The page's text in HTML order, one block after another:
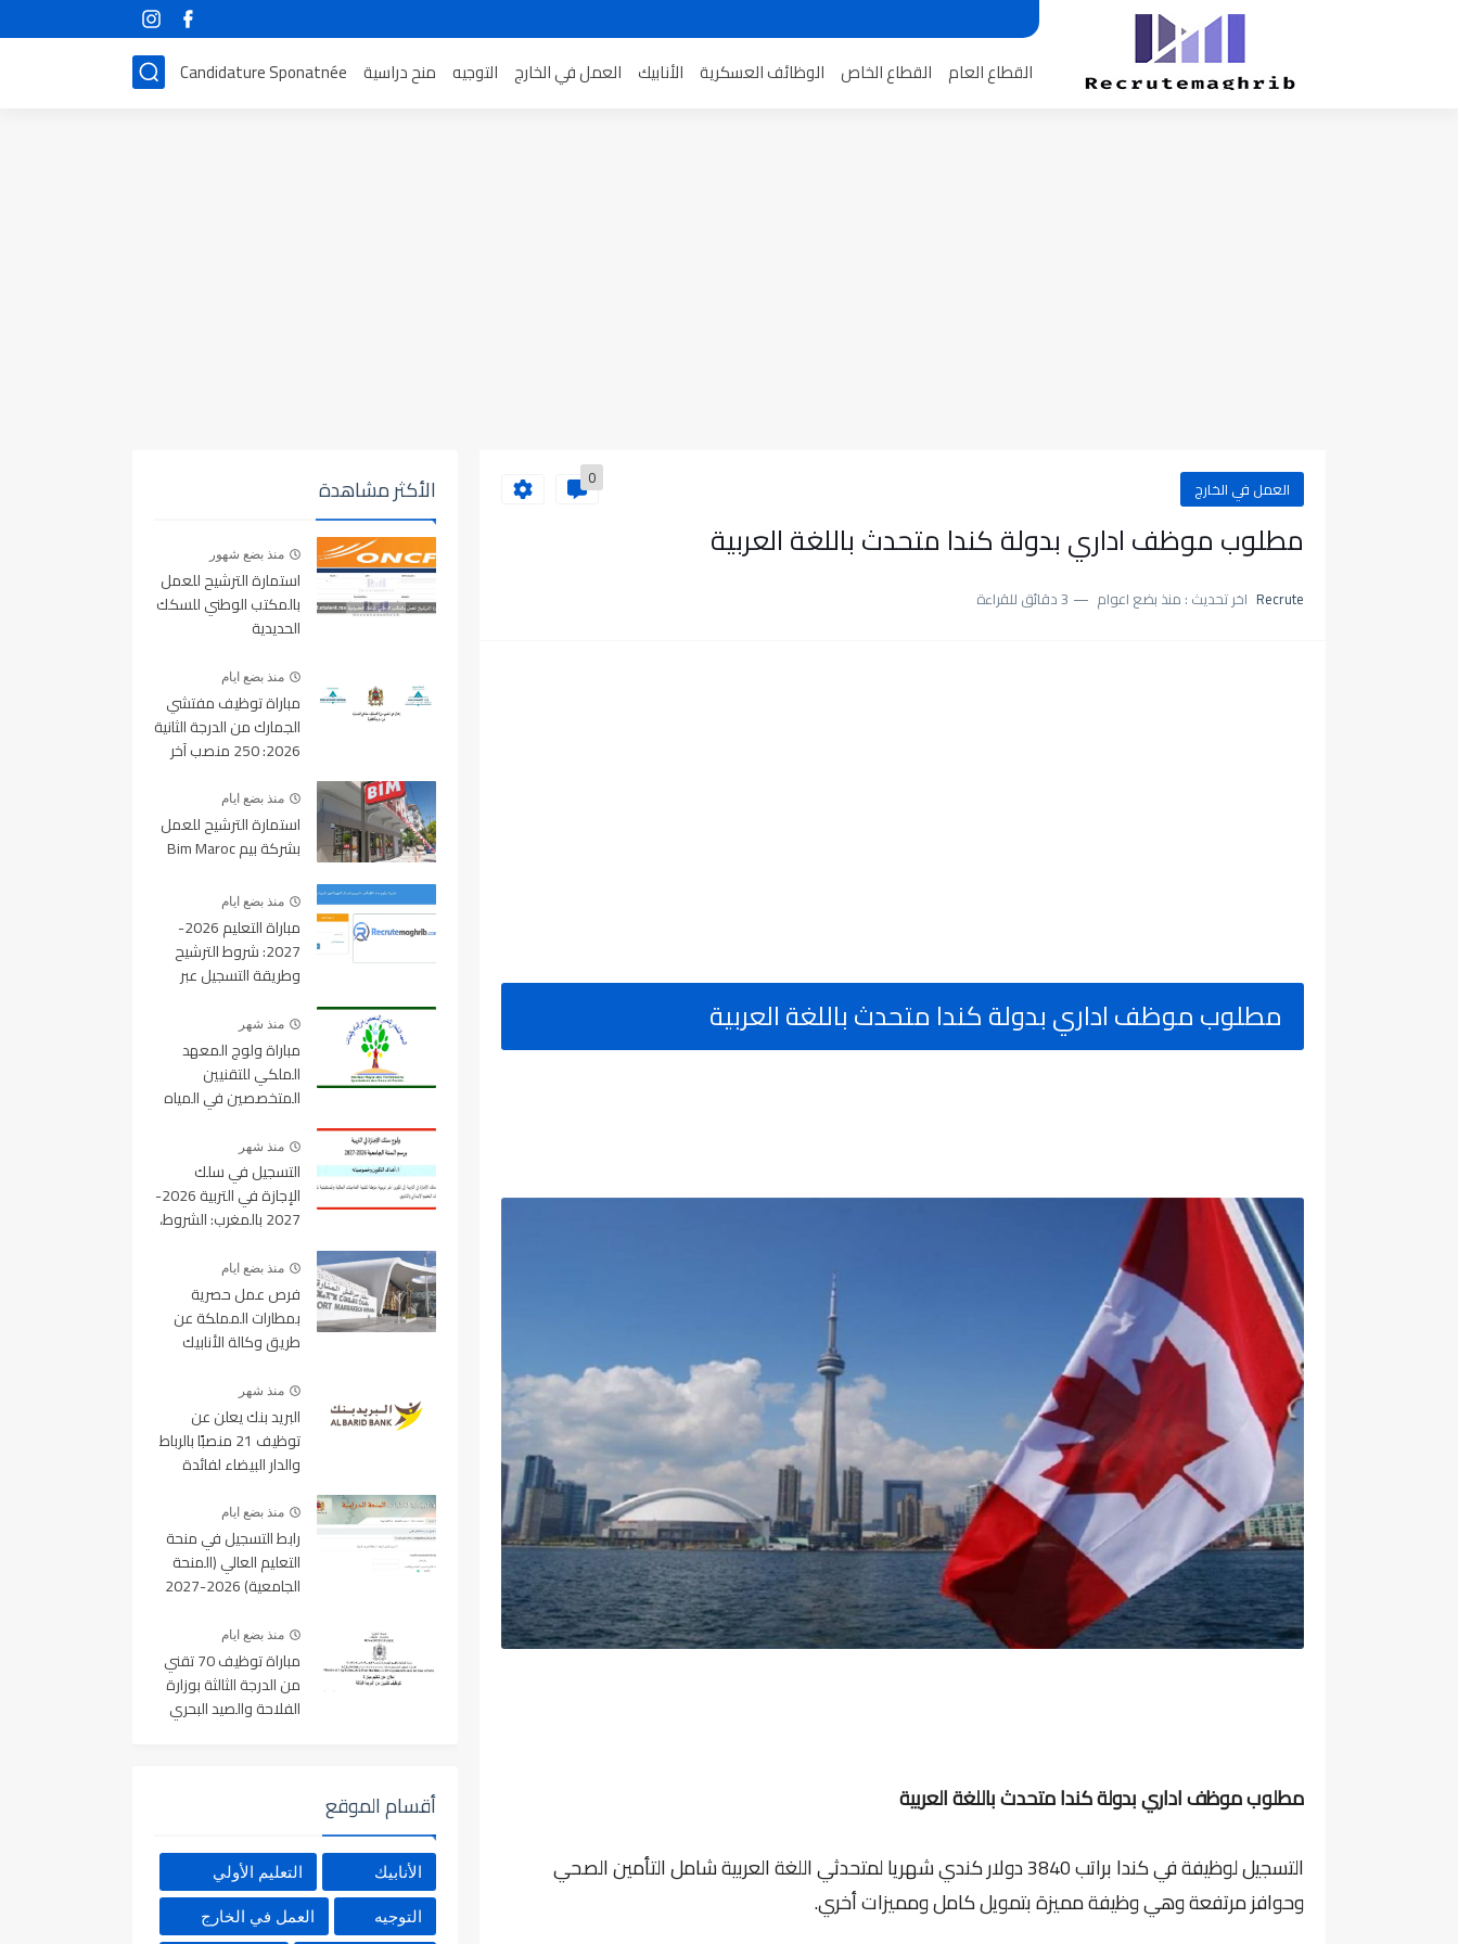
القطاع العام القطاع الخاص الوظائف العسكرية الأنابيك العمل في الخارج التوجيه منح دراسية Candidature Sponatnée
العمل في الخارج 0
مطلوب موظف اداري بدولة كندا متحدث باللغة العربية
Recrute اخر تحديث : منذ بضع اعوام 3 دقائق للقراءة
مطلوب موظف اداري بدولة كندا متحدث باللغة العربية
مطلوب موظف اداري بدولة كندا متحدث باللغة العربية
التسجيل لوظيفة في كندا براتب 3840 دولار كندي شهريا لمتحدثي اللغة العربية شامل التأمين الصحي
وحوافز مرتفعة وهي وظيفة مميزة بتمويل كامل ومميزات أخري.
الأكثر مشاهدة
منذ بضع شهور
استمارة الترشيح للعمل
بالمكتب الوطني للسكك
الحديدية
منذ بضع ايام
مباراة توظيف مفتشي
الجمارك من الدرجة الثانية
2026: 250 منصب آخر
2026منذ بضع ايام
استمارة الترشيح للعمل
بشركة بيم Bim Maroc
منذ بضع ايام
مباراة التعليم 2026-
2027: شروط الترشيح
وطريقة التسجيل عبر
منذ شهر
مباراة ولوج المعهد
الملكي للتقنيين
المتخصصين في المياه
IRTSEF
منذ شهر
التسجيل في سلك
الإجازة في التربية 2026-
2027 بالمغرب: الشروط،
ورابط التسجيل
منذ بضع ايام
فرص عمل حصرية
بمطارات المملكة عن
طريق وكالة الأنابيك
منذ شهر
البريد بنك يعلن عن
توظيف 21 منصبًا بالرباط
والدار البيضاء لفائدة
والتقنيين
منذ بضع ايام
رابط التسجيل في منحة
التعليم العالي (المنحة
الجامعية) 2026-2027
منذ بضع ايام
مباراة توظيف 70 تقني
من الدرجة الثالثة بوزارة
الفلاحة والصيد البحري
أقسام الموقع
الأنابيك التعليم الأولي
التوجيه العمل في الخارج